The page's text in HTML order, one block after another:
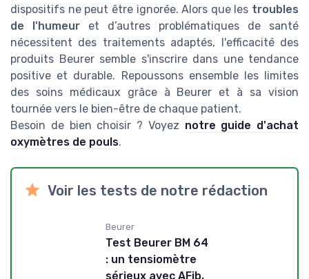
dispositifs ne peut être ignorée. Alors que les troubles
de l'humeur et d’autres problématiques de santé
nécessitent des traitements adaptés, l'efficacité des
produits Beurer semble s'inscrire dans une tendance
positive et durable. Repoussons ensemble les limites
des soins médicaux grâce à Beurer et à sa vision
tournée vers le bien-être de chaque patient.
Besoin de bien choisir ? Voyez notre guide d'achat
oxymètres de pouls.
Voir les tests de notre rédaction
Beurer
Test Beurer BM 64
: un tensiomètre
sérieux avec AFib,